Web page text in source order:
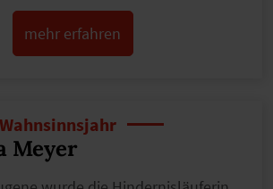
mehr erfahren
Meyer